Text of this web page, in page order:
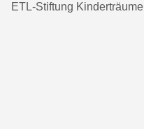
ETL-Stiftung Kinderträume